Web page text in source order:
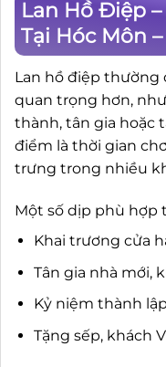
Lan Hồ Điệp
Tại Hóc Môn
Lan hồ điệp
quan trọng hơn,
thành, tân gia hoặc
điểm là thời gian
trưng trong nhiều
Một số dịp phù hợp
Khai trương cửa
Tân gia nhà mới,
Kỷ niệm thành
Tặng sếp, khách